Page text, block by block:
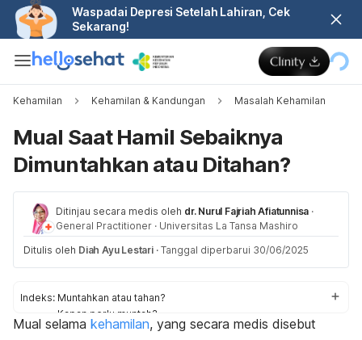
Waspadai Depresi Setelah Lahiran, Cek
Sekarang!
Kehamilan Kehamilan & Kandungan Masalah Kehamilan
Mual Saat Hamil Sebaiknya
Dimuntahkan atau Ditahan?
Ditinjau secara medis oleh dr. Nurul Fajriah Afiatunnisa ·
General Practitioner · Universitas La Tansa Mashiro
Ditulis oleh Diah Ayu Lestari · Tanggal diperbarui 30/06/2025
Indeks: Muntahkan atau tahan?
Kapan perlu muntah?
Cara mengatasi mual
Mual selama kehamilan, yang secara medis disebut